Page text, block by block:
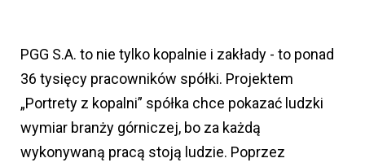
PGG S.A. to nie tylko kopalnie i zakłady - to ponad
36 tysięcy pracowników spółki. Projektem
„Portrety z kopalni” spółka chce pokazać ludzki
wymiar branży górniczej, bo za każdą
wykonywaną pracą stoją ludzie. Poprzez